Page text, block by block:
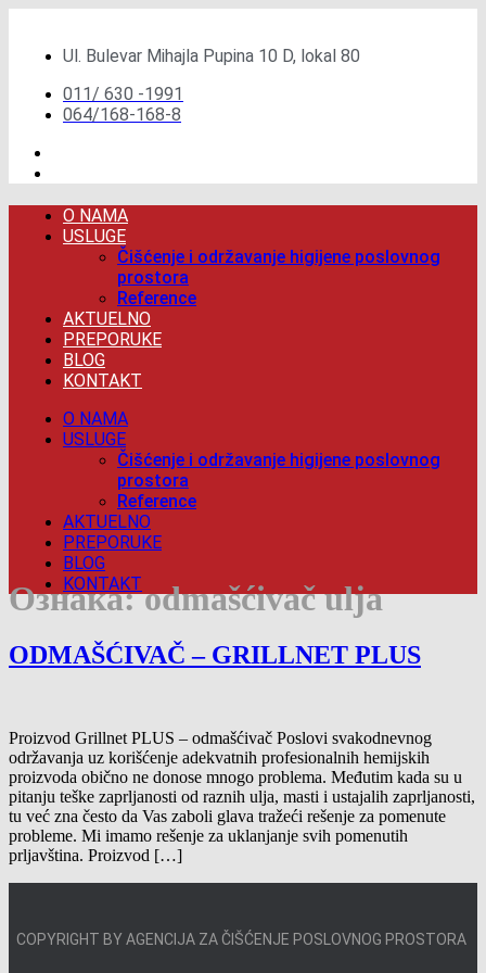
садржајUl. Bulevar Mihajla Pupina 10 D, lokal 80
011/ 630 -1991
064/168-168-8
O NAMA
USLUGE
Čišćenje i održavanje higijene poslovnog
prostora
Reference
AKTUELNO
PREPORUKE
BLOG
KONTAKT
O NAMA
USLUGE
Čišćenje i održavanje higijene poslovnog
prostora
Reference
AKTUELNO
PREPORUKE
BLOG
KONTAKT
Ознака:odmašćivač ulja
ODMAŠĆIVAČ – GRILLNET PLUS
Proizvod Grillnet PLUS – odmašćivač Poslovi svakodnevnog
održavanja uz korišćenje adekvatnih profesionalnih hemijskih
proizvoda obično ne donose mnogo problema. Međutim kada su u
pitanju teške zaprljanosti od raznih ulja, masti i ustajalih zaprljanosti,
tu već zna često da Vas zaboli glava tražeći rešenje za pomenute
probleme. Mi imamo rešenje za uklanjanje svih pomenutih
prljavština. Proizvod […]
COPYRIGHT BY AGENCIJA ZA ČIŠĆENJE POSLOVNOG PROSTORA